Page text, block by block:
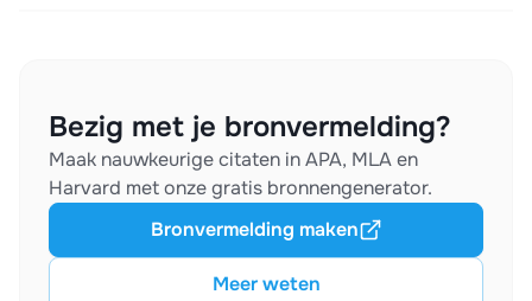
Bezig met je bronvermelding?
Maak nauwkeurige citaten in APA, MLA en
Harvard met onze gratis bronnengenerator.
Meer weten
Bronvermelding maken